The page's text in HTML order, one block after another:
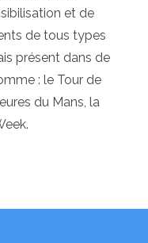
et de
de tous types
présent dans de
: le Tour de
du Mans, la